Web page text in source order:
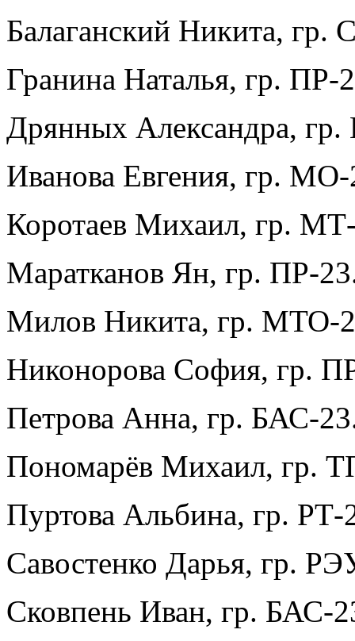
Балаганский Никита, гр.
Гранина Наталья, гр. ПР-
Дрянных Александра,
Иванова Евгения, гр.
Коротаев Михаил, гр.
Маратканов Ян, гр. ПР-
Милов Никита, гр. МТО-
Никонорова София, гр.
Петрова Анна, гр. БАС-
Пономарёв Михаил, гр.
Пуртова Альбина, гр. РТ-
Савостенко Дарья, гр.
Сковпень Иван, гр. БАС-